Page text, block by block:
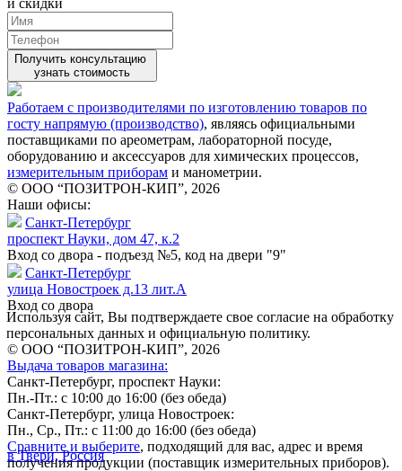
Получить консультацию
узнать стоимость
Работаем с производителями по изготовлению товаров по
госту напрямую (производство), являясь официальными
поставщиками по ареометрам, лабораторной посуде,
оборудованию и аксессуаров для химических процессов,
измерительным приборам и манометрии.
© ООО “ПОЗИТРОН-КИП”, 2026
Наши офисы:
Санкт-Петербург
проспект Науки, дом 47, к.2
Вход со двора - подъезд №5, код на двери "9"
Санкт-Петербург
улица Новостроек д.13 лит.А
Вход со двора
Используя сайт, Вы подтверждаете свое согласие на обработку
персональных данных и официальную политику.
© ООО “ПОЗИТРОН-КИП”, 2026
Выдача товаров магазина:
Санкт-Петербург, проспект Науки:
Пн.-Пт.: с 10:00 до 16:00 (без обеда)
Санкт-Петербург, улица Новостроек:
Пн., Ср., Пт.: с 11:00 до 16:00 (без обеда)
Сравните и выберите, подходящий для вас, адрес и время
получения продукции (поставщик измерительных приборов).
в Твери, Россия